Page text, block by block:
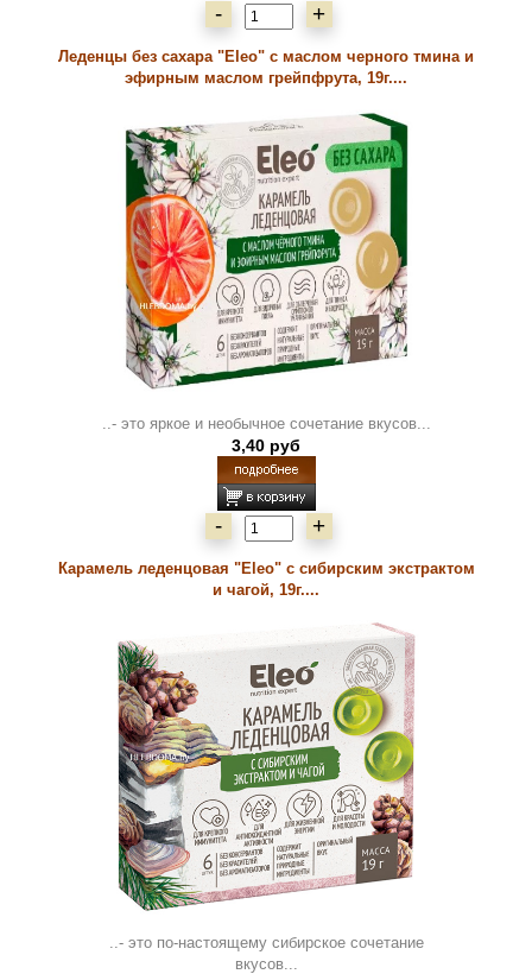
- +
Леденцы без сахара "Eleo" с маслом черного тмина и
эфирным маслом грейпфрута, 19г....
..- это яркое и необычное сочетание вкусов...
3,40 руб
- +
Карамель леденцовая "Eleo" с сибирским экстрактом
и чагой, 19г....
..- это по-настоящему сибирское сочетание
вкусов...